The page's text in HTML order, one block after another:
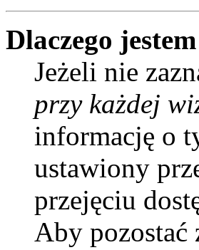
Dlaczego
Jeżeli nie
przy każdej
informację o
ustawiony
przejęciu
Aby pozostać